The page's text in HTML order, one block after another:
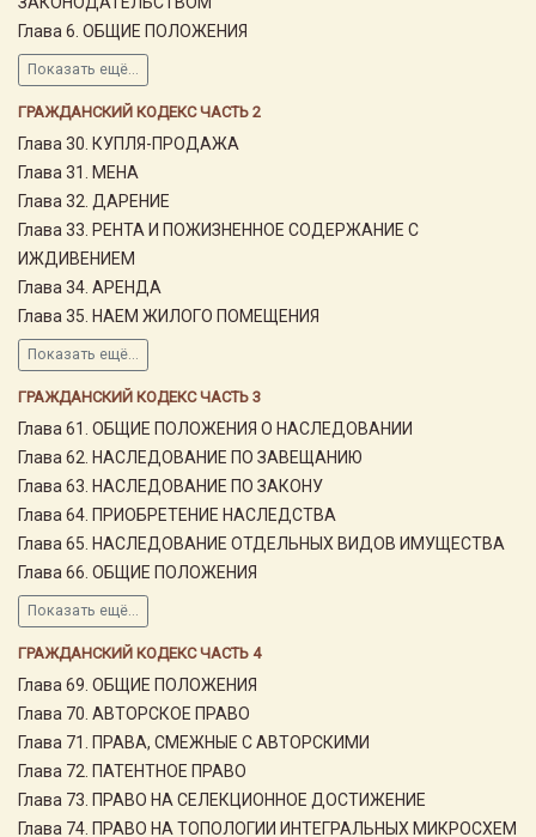
Глава 6. ОБЩИЕ ПОЛОЖЕНИЯ
Показать ещё...
ГРАЖДАНСКИЙ КОДЕКС ЧАСТЬ 2
Глава 30. КУПЛЯ-ПРОДАЖА
Глава 31. МЕНА
Глава 32. ДАРЕНИЕ
Глава 33. РЕНТА И ПОЖИЗНЕННОЕ СОДЕРЖАНИЕ С
ИЖДИВЕНИЕМ
Глава 34. АРЕНДА
Глава 35. НАЕМ ЖИЛОГО ПОМЕЩЕНИЯ
Показать ещё...
ГРАЖДАНСКИЙ КОДЕКС ЧАСТЬ 3
Глава 61. ОБЩИЕ ПОЛОЖЕНИЯ О НАСЛЕДОВАНИИ
Глава 62. НАСЛЕДОВАНИЕ ПО ЗАВЕЩАНИЮ
Глава 63. НАСЛЕДОВАНИЕ ПО ЗАКОНУ
Глава 64. ПРИОБРЕТЕНИЕ НАСЛЕДСТВА
Глава 65. НАСЛЕДОВАНИЕ ОТДЕЛЬНЫХ ВИДОВ ИМУЩЕСТВА
Глава 66. ОБЩИЕ ПОЛОЖЕНИЯ
Показать ещё...
ГРАЖДАНСКИЙ КОДЕКС ЧАСТЬ 4
Глава 69. ОБЩИЕ ПОЛОЖЕНИЯ
Глава 70. АВТОРСКОЕ ПРАВО
Глава 71. ПРАВА, СМЕЖНЫЕ С АВТОРСКИМИ
Глава 72. ПАТЕНТНОЕ ПРАВО
Глава 73. ПРАВО НА СЕЛЕКЦИОННОЕ ДОСТИЖЕНИЕ
Глава 74. ПРАВО НА ТОПОЛОГИИ ИНТЕГРАЛЬНЫХ МИКРОСХЕМ